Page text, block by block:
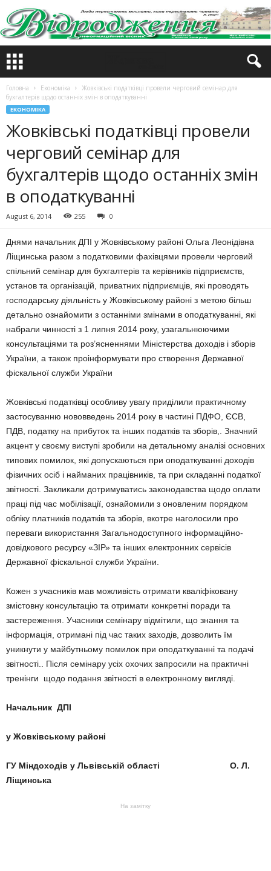
Головна Економіка
Жовківські податківці провели черговий семінар для
бухгалтерів щодо останніх змін в оподаткуванні
ЕКОНОМІКА
Жовківські податківці провели
черговий семінар для
бухгалтерів щодо останніх змін
в оподаткуванні
August 6, 2014 255 0
Днями начальник ДПІ у Жовківському районі Ольга Леонідівна
Ліщинська разом з податковими фахівцями провели черговий
спільний семінар для бухгалтерів та керівників підприємств,
установ та організацій, приватних підприємців, які проводять
господарську діяльність у Жовківському районі з метою більш
детально ознайомити з останніми змінами в оподаткуванні, які
набрали чинності з 1 липня 2014 року, узагальнюючими
консультаціями та роз’ясненнями Міністерства доходів і зборів
України, а також проінформувати про створення Державної
фіскальної служби України
Жовківські податківці особливу увагу приділили практичному
застосуванню нововведень 2014 року в частині ПДФО, ЄСВ,
ПДВ, податку на прибуток та інших податків та зборів,. Значний
акцент у своєму виступі зробили на детальному аналізі основних
типових помилок, які допускаються при оподаткуванні доходів
фізичних осіб і найманих працівників, та при складанні податкої
звітності. Закликали дотримуватись законодавства щодо оплати
праці під час мобілізації, ознайомили з оновленим порядком
обліку платників податків та зборів, вкотре наголосили про
переваги використання Загальнодоступного інформаційно-
довідкового ресурсу «ЗІР» та інших електронних сервісів
Державної фіскальної служби України.
Кожен з учасників мав можливість отримати кваліфіковану
змістовну консультацію та отримати конкретні поради та
застереження. Учасники семінару відмітили, що знання та
інформація, отримані під час таких заходів, дозволить їм
уникнути у майбутньому помилок при оподаткуванні та подачі
звітності.. Після семінару усіх охочих запросили на практичні
тренінги щодо подання звітності в електронному вигляді.
Начальник ДПІ
у Жовківському районі
ГУ Міндоходів у Львівській області О. Л.
Ліщинська
На замітку